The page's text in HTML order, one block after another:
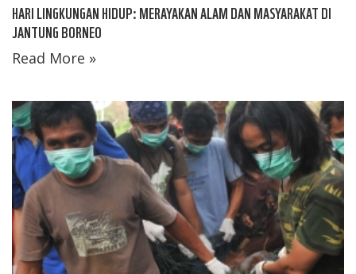
HARI LINGKUNGAN HIDUP: MERAYAKAN ALAM DAN MASYARAKAT DI
JANTUNG BORNEO
Read More »